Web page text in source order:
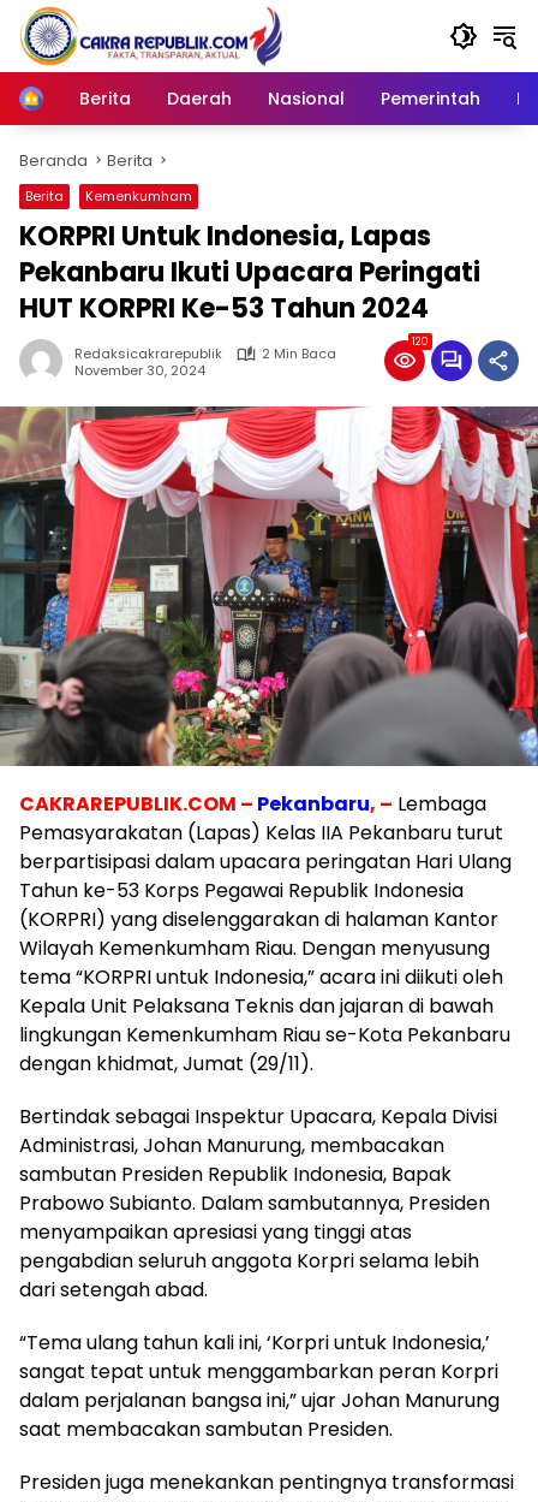
Langsung
konten
Home
Berita Daerah Nasional Pemerintah
Beranda Berita
Berita Kemenkumham
KORPRI Untuk Indonesia, Lapas
Pekanbaru Ikuti Upacara Peringati
HUT KORPRI Ke-53 Tahun 2024
Redaksicakrarepublik
2 Min Baca
November 30, 2024
120
CAKRAREPUBLIK.COM – Pekanbaru, – Lembaga
Pemasyarakatan (Lapas) Kelas IIA Pekanbaru turut
berpartisipasi dalam upacara peringatan Hari Ulang
Tahun ke-53 Korps Pegawai Republik Indonesia
(KORPRI) yang diselenggarakan di halaman Kantor
Wilayah Kemenkumham Riau. Dengan menyusung
tema “KORPRI untuk Indonesia,” acara ini diikuti oleh
Kepala Unit Pelaksana Teknis dan jajaran di bawah
lingkungan Kemenkumham Riau se-Kota Pekanbaru
dengan khidmat, Jumat (29/11).
Bertindak sebagai Inspektur Upacara, Kepala Divisi
Administrasi, Johan Manurung, membacakan
sambutan Presiden Republik Indonesia, Bapak
Prabowo Subianto. Dalam sambutannya, Presiden
menyampaikan apresiasi yang tinggi atas
pengabdian seluruh anggota Korpri selama lebih
dari setengah abad.
“Tema ulang tahun kali ini, ‘Korpri untuk Indonesia,’
sangat tepat untuk menggambarkan peran Korpri
dalam perjalanan bangsa ini,” ujar Johan Manurung
saat membacakan sambutan Presiden.
Presiden juga menekankan pentingnya transformasi